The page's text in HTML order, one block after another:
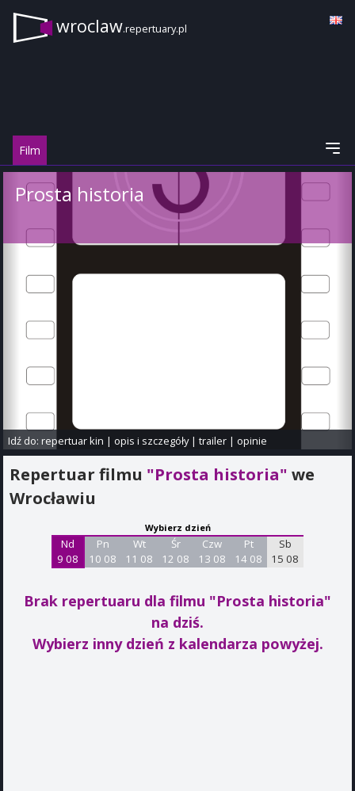
wroclaw.repertuary.pl
Film
Prosta historia
Idź do:repertuar kin |opis i szczegóły|trailer |opinie
Repertuar filmu "Prosta historia" we
Wrocławiu
Wybierz dzień
Nd
9 08
Pn
10 08
Wt
11 08
Śr
12 08
Czw
13 08
Pt
14 08
Sb
15 08
Brak repertuaru dla filmu "Prosta historia"
na dziś.
Wybierz inny dzień z kalendarza powyżej.